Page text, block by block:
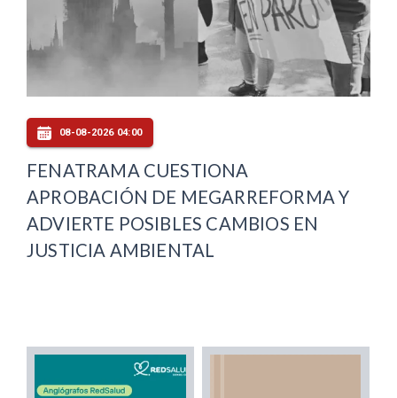
08-08-2026 04:00
FENATRAMA CUESTIONA
APROBACIÓN DE MEGARREFORMA Y
ADVIERTE POSIBLES CAMBIOS EN
JUSTICIA AMBIENTAL